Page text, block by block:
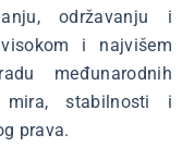
održavanju i
i najvišem
međunarodnih
stabilnosti i
prava.